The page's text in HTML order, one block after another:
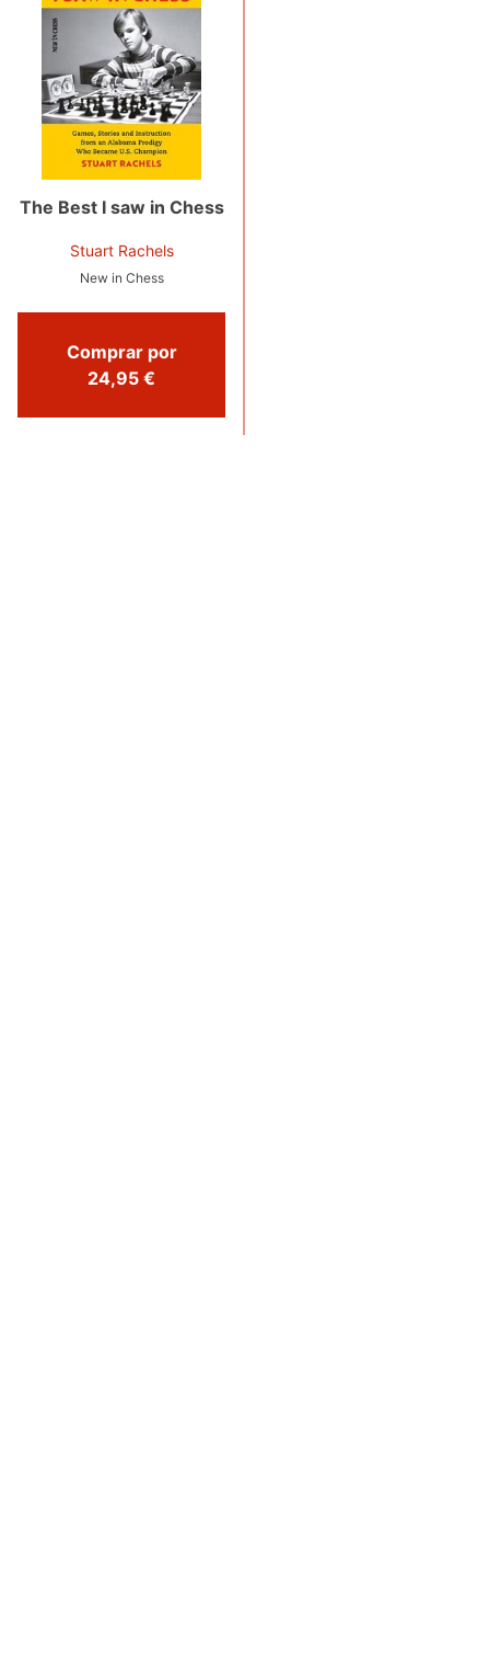
The Best I saw in Chess
Stuart Rachels
New in Chess
Comprar por
24,95 €